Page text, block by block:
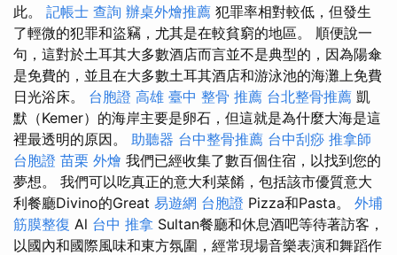
此。 記帳士 查詢 辦桌外燴推薦 犯罪率相對較低，但發生
了輕微的犯罪和盜竊，尤其是在較貧窮的地區。 順便說一
句，這對於土耳其大多數酒店而言並不是典型的，因為陽傘
是免費的，並且在大多數土耳其酒店和游泳池的海灘上免費
日光浴床。 台胞證 高雄 臺中 整骨 推薦 台北整骨推薦 凱
默（Kemer）的海岸主要是卵石，但這就是為什麼大海是這
裡最透明的原因。 助聽器 台中整骨推薦 台中刮痧 推拿師
台胞證 苗栗 外燴 我們已經收集了數百個住宿，以找到您的
夢想。 我們可以吃真正的意大利菜餚，包括該市優質意大
利餐廳Divino的Great 易遊網 台胞證 Pizza和Pasta。 外埔
筋膜整復 Al 台中 推拿 Sultan餐廳和休息酒吧等待著訪客，
以國內和國際風味和東方氛圍，經常現場音樂表演和舞蹈作